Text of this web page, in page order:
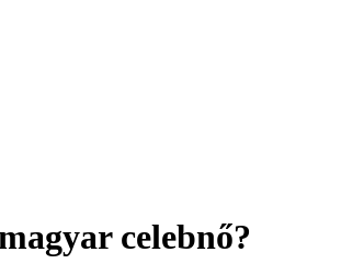
celebnő?